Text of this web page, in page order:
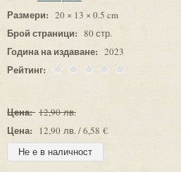
Размери: 20 × 13 × 0.5 cm
Брой страници: 80 стр.
Година на издаване: 2023
Рейтинг:
Цена: 12,90 лв.
Цена: 12,90 лв. / 6,58 €